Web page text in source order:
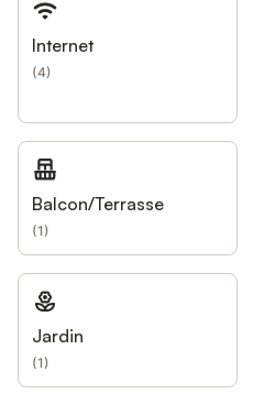
Internet
(4)
Balcon/Terrasse
(1)
Jardin
(1)